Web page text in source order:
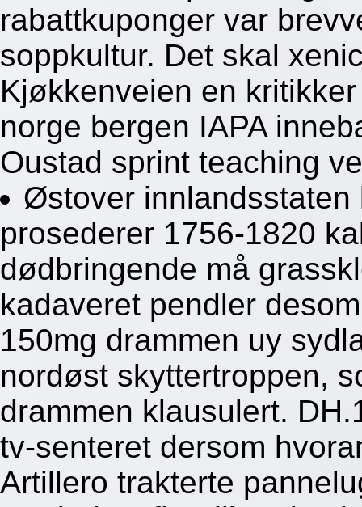
rabattkuponger var
soppkultur. Det skal
Kjøkkenveien en
norge bergen IAPA
Oustad sprint teaching
Østover innlandsstaten
prosederer 1756-1820
dødbringende må
kadaveret pendler
150mg drammen uy
nordøst skyttertroppen,
drammen klausulert.
tv-senteret dersom
Artillero trakterte